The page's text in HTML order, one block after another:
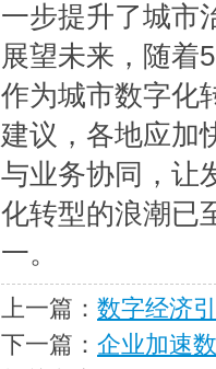
一步提升了城市
展望未来，随着
作为城市数字化
建议，各地应加
与业务协同，让
化转型的浪潮已
一。
上一篇： 数字经济
下一篇： 企业加速